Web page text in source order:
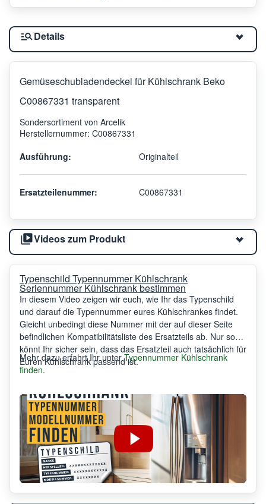
Details
Gemüseschubladendeckel für Kühlschrank Beko
C00867331 transparent
Sondersortiment von Arcelik
Herstellernummer: C00867331
Ausführung:
Originalteil
Ersatzteilenummer: C00867331
Videos zum Produkt
Typenschild Typennummer Kühlschrank
Seriennummer Kühlschrank bestimmen
In diesem Video zeigen wir euch, wie Ihr das Typenschild
und darauf die Typennummer eures Kühlschrankes findet.
Gleicht unbedingt diese Nummer mit der auf dieser Seite
befindlichen Kompatibilitätsliste des Ersatzteils ab. Nur so
könnt Ihr sicher sein, dass das Ersatzteil auch tatsächlich für
Euren Kühlschrank passend ist.
Mehr dazu erfahrt Ihr unterTypennummer Kühlschrank
finden.